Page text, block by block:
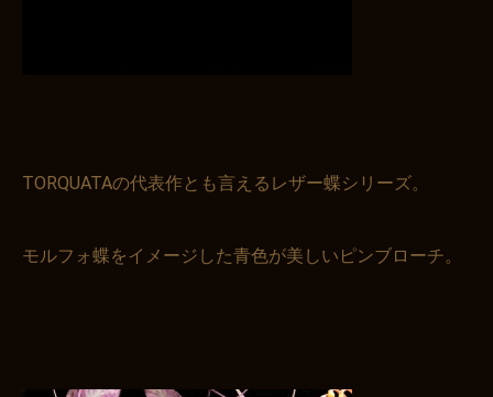
TORQUATAの代表作とも言えるレザー蝶シリーズ。
モルフォ蝶をイメージした青色が美しいピンブローチ。